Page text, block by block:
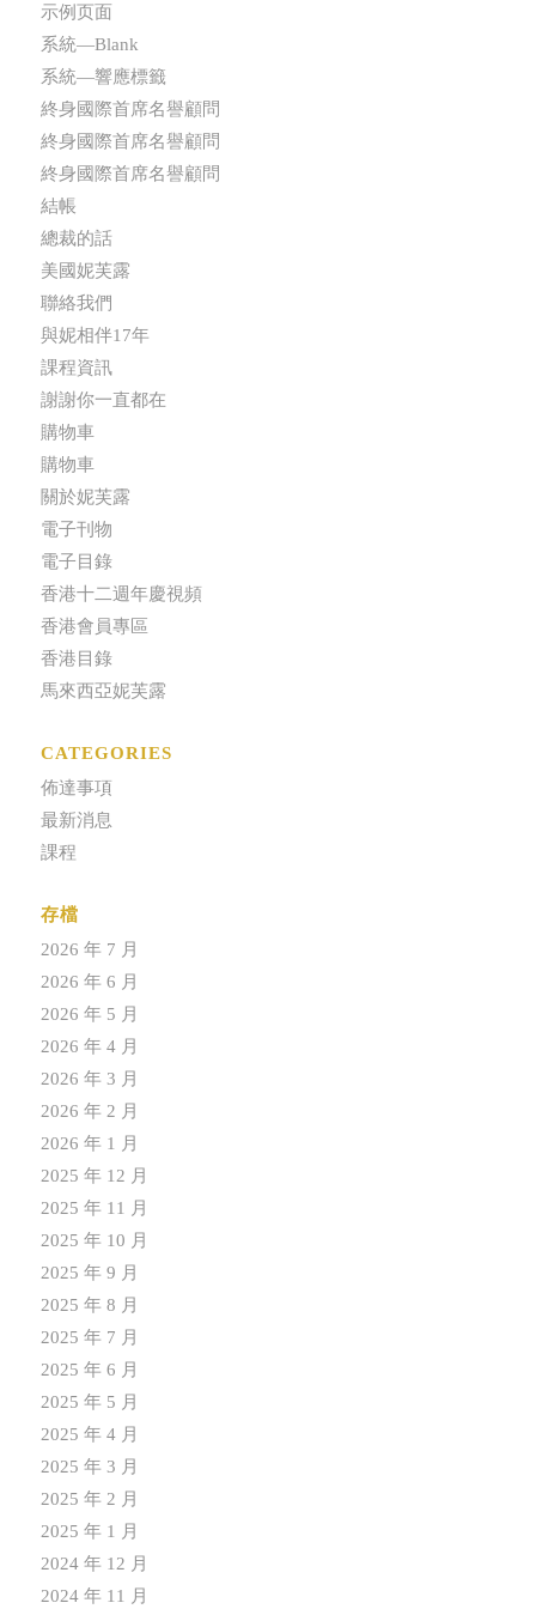
示例页面
系統—Blank
系統—響應標籤
終身國際首席名譽顧問
終身國際首席名譽顧問
終身國際首席名譽顧問
結帳
總裁的話
美國妮芙露
聯絡我們
與妮相伴17年
課程資訊
謝謝你一直都在
購物車
購物車
關於妮芙露
電子刊物
電子目錄
香港十二週年慶視頻
香港會員專區
香港目錄
馬來西亞妮芙露
CATEGORIES
佈達事項
最新消息
課程
存檔
2026 年 7 月
2026 年 6 月
2026 年 5 月
2026 年 4 月
2026 年 3 月
2026 年 2 月
2026 年 1 月
2025 年 12 月
2025 年 11 月
2025 年 10 月
2025 年 9 月
2025 年 8 月
2025 年 7 月
2025 年 6 月
2025 年 5 月
2025 年 4 月
2025 年 3 月
2025 年 2 月
2025 年 1 月
2024 年 12 月
2024 年 11 月